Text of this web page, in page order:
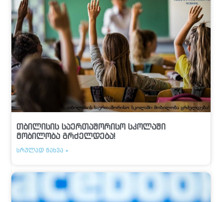
თბილისის საერთაშორისო სკოლაში
მობილობა გრძელდება!
ᲡᲠᲣᲚᲐᲓ ᲜᲐᲮᲕᲐ »